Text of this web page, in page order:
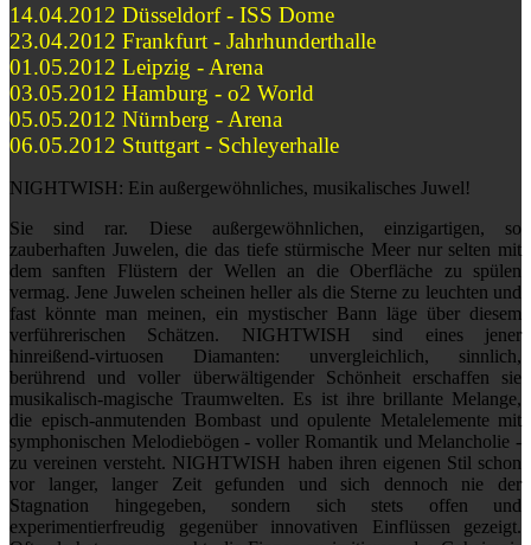
14.04.2012 Düsseldorf - ISS Dome
23.04.2012 Frankfurt - Jahrhunderthalle
01.05.2012 Leipzig - Arena
03.05.2012 Hamburg - o2 World
05.05.2012 Nürnberg - Arena
06.05.2012 Stuttgart - Schleyerhalle
NIGHTWISH: Ein außergewöhnliches, musikalisches Juwel!
Sie sind rar. Diese außergewöhnlichen, einzigartigen, so
zauberhaften Juwelen, die das tiefe stürmische Meer nur selten mit
dem sanften Flüstern der Wellen an die Oberfläche zu spülen
vermag. Jene Juwelen scheinen heller als die Sterne zu leuchten und
fast könnte man meinen, ein mystischer Bann läge über diesem
verführerischen Schätzen. NIGHTWISH sind eines jener
hinreißend-virtuosen Diamanten: unvergleichlich, sinnlich,
berührend und voller überwältigender Schönheit erschaffen sie
musikalisch-magische Traumwelten. Es ist ihre brillante Melange,
die episch-anmutenden Bombast und opulente Metalelemente mit
symphonischen Melodiebögen - voller Romantik und Melancholie -
zu vereinen versteht. NIGHTWISH haben ihren eigenen Stil schon
vor langer, langer Zeit gefunden und sich dennoch nie der
Stagnation hingegeben, sondern sich stets offen und
experimentierfreudig gegenüber innovativen Einflüssen gezeigt.